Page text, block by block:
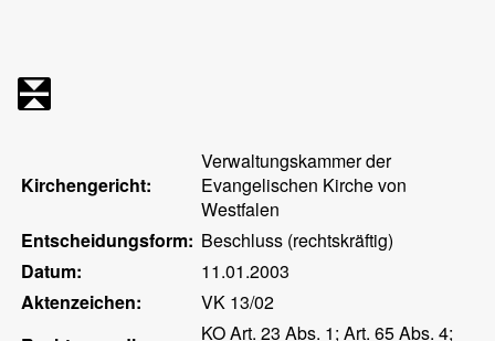
Kirchengericht:
Verwaltungskammer der
Evangelischen Kirche von
Westfalen
Entscheidungsform: Beschluss (rechtskräftig)
Datum:
11.01.2003
Aktenzeichen:
VK 13/02
KO Art. 23 Abs. 1; Art. 65 Abs. 4;